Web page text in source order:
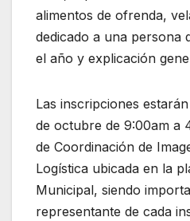
alimentos de ofrenda,
dedicado a una persona
el año y explicación
Las inscripciones
de octubre de 9:00am a
de Coordinación de
Logística ubicada en la
Municipal, siendo
representante de cada